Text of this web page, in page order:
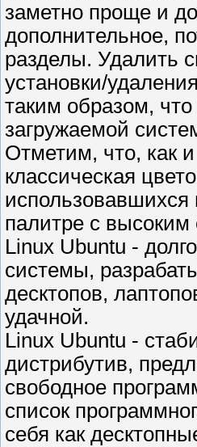
заметно проще и
дополнительное,
разделы. Удалить
установки/
таким образом,
загружаемой
Отметим, что, как
классическая
палитре с высоким
Linux Ubuntu -
системы,
десктопов,
удачной.
Linux Ubuntu -
дистрибутив,
свободное
список
себя как